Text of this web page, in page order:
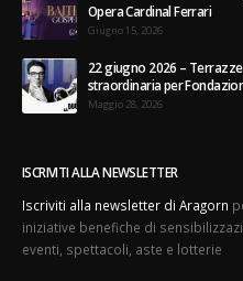
Opera Cardinal Ferrari
Giugno 15, 2026
22 giugno 2026 –
straordinaria per
Maggio 28, 2026
ISCRIVITI ALLA NEWSLETTER
Iscriviti alla newsletter di Aragorn
iniziative benefiche di
eventi, spettacoli, aste e lotterie